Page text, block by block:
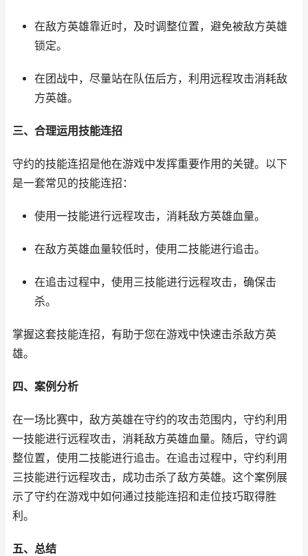
在敌方英雄靠近时，及时调整位置，避免被敌方英雄
锁定。
在团战中，尽量站在队伍后方，利用远程攻击消耗敌
方英雄。
三、合理运用技能连招
守约的技能连招是他在游戏中发挥重要作用的关键。以下
是一套常见的技能连招：
使用一技能进行远程攻击，消耗敌方英雄血量。
在敌方英雄血量较低时，使用二技能进行追击。
在追击过程中，使用三技能进行远程攻击，确保击
杀。
掌握这套技能连招，有助于您在游戏中快速击杀敌方英
雄。
四、案例分析
在一场比赛中，敌方英雄在守约的攻击范围内，守约利用
一技能进行远程攻击，消耗敌方英雄血量。随后，守约调
整位置，使用二技能进行追击。在追击过程中，守约利用
三技能进行远程攻击，成功击杀了敌方英雄。这个案例展
示了守约在游戏中如何通过技能连招和走位技巧取得胜
利。
五、总结